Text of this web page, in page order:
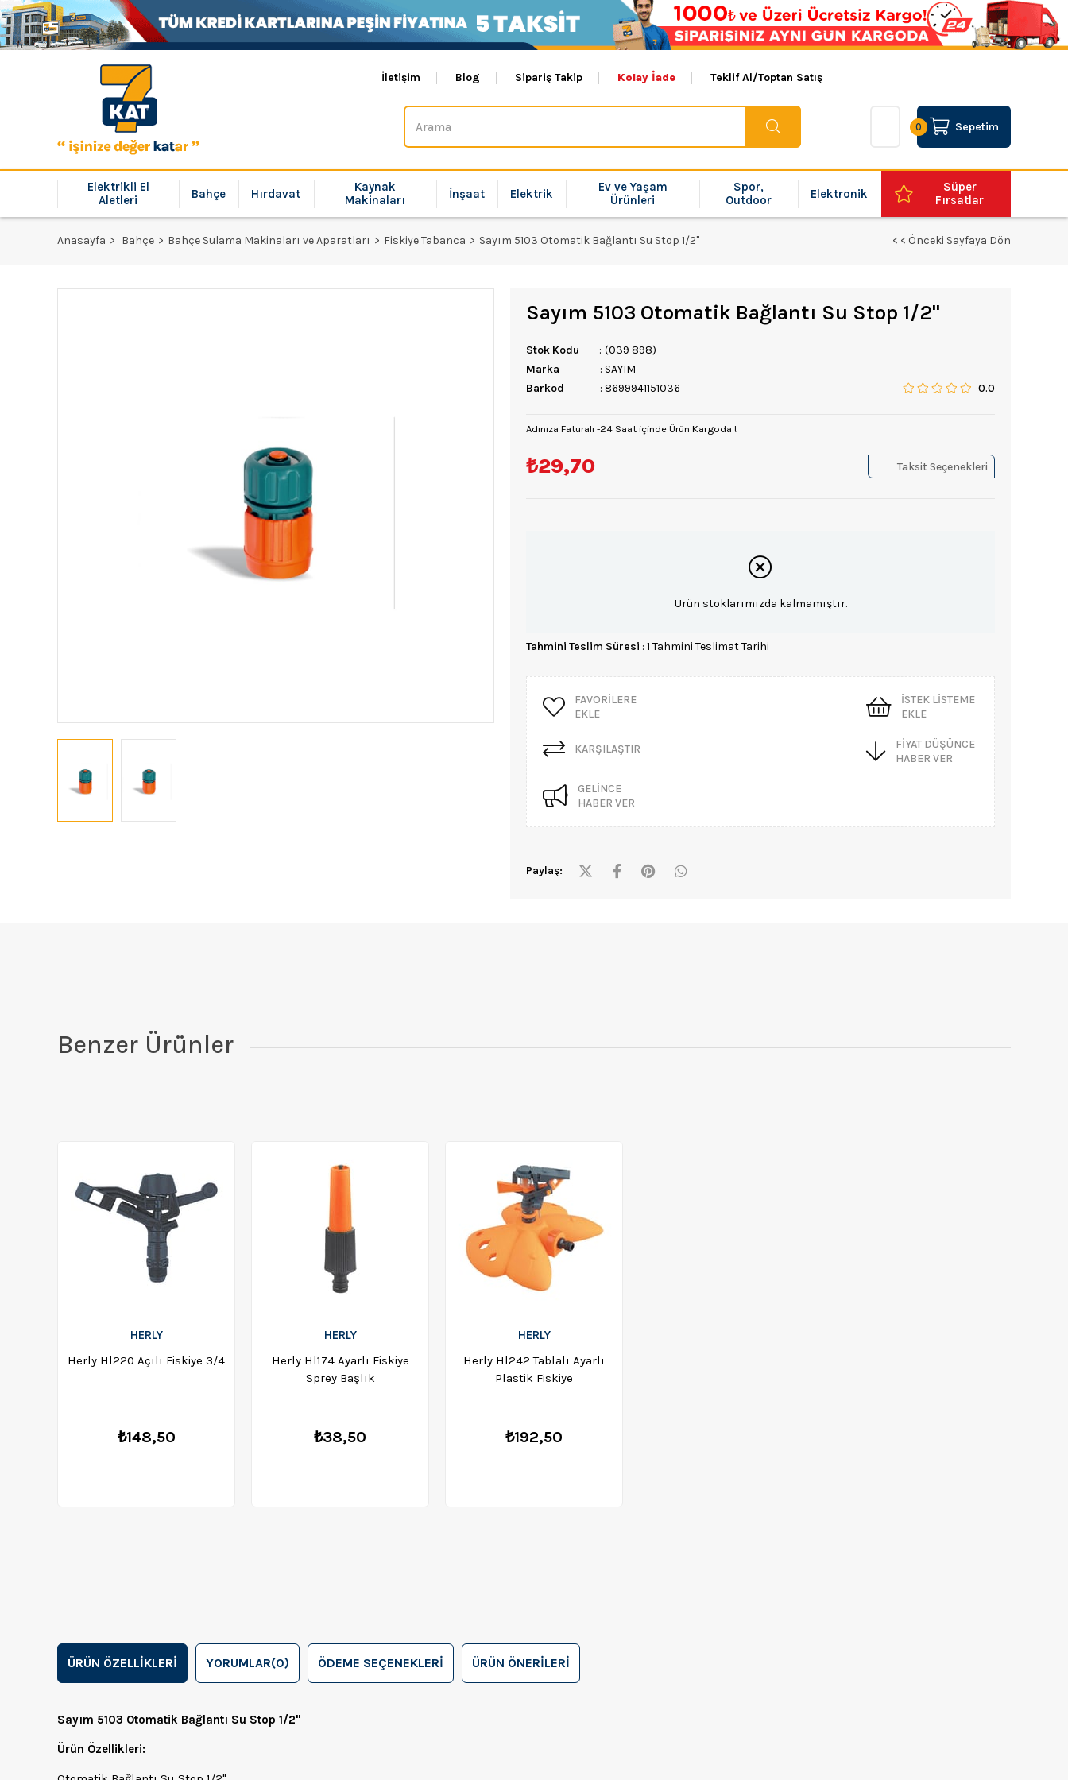
İletişim Blog Sipariş Takip Kolay İade Teklif Al/Toptan Satış
Sepetim
0
Elektrikli El
Aletleri
Bahçe Hırdavat
Kaynak
Makinaları
İnşaat Elektrik
Ev ve Yaşam
Ürünleri
Spor,
Outdoor
Elektronik
Süper
Fırsatlar
Anasayfa Bahçe Bahçe Sulama Makinaları ve Aparatları Fiskiye Tabanca Sayım 5103 Otomatik Bağlantı Su Stop 1/2'' < < Önceki Sayfaya Dön
Sayım 5103 Otomatik Bağlantı Su Stop 1/2''
Stok Kodu
(039 898)
Marka
: SAYIM
Barkod
: 8699941151036 0.0
Adınıza Faturalı -24 Saat içinde Ürün Kargoda !
₺29,70 Taksit Seçenekleri
Ürün stoklarımızda kalmamıştır.
Tahmini Teslim Süresi : 1 Tahmini Teslimat Tarihi
FAVORILERE
EKLE
İSTEK LISTEME
EKLE
KARŞILAŞTIR
FIYAT DÜŞÜNCE
HABER VER
GELINCE
HABER VER
Paylaş:
Benzer Ürünler
HERLY
Herly Hl220 Açılı Fiskiye 3/4
₺148,50
HERLY
Herly Hl174 Ayarlı Fiskiye
Sprey Başlık
₺38,50
HERLY
Herly Hl242 Tablalı Ayarlı
Plastik Fiskiye
₺192,50
ÜRÜN ÖZELLIKLERI YORUMLAR(0) ÖDEME SEÇENEKLERI ÜRÜN ÖNERILERI
Sayım 5103 Otomatik Bağlantı Su Stop 1/2"
Ürün Özellikleri: